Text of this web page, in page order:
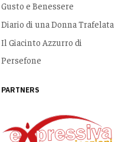
Gusto e Benessere
Diario di una Donna Trafelata
Il Giacinto Azzurro di
Persefone
PARTNERS